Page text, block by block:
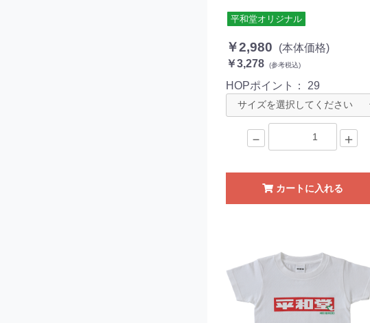
平和堂オリジナル
￥2,980
(本体価格)
￥3,278
(参考税込)
HOPポイント： 29
－ ＋
カートに入れる